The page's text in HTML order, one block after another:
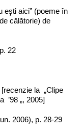
eşti aici” (poeme în
călătorie) de
22
la „Clipe
’98 „, 2005]
2006), p. 28-29